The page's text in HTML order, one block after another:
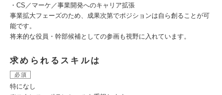
・CS／マーケ／事業開発へのキャリア拡張
事業拡大フェーズのため、成果次第でポジションは自ら創ることが可
能です。
将来的な役員・幹部候補としての参画も視野に入れています。
求められるスキルは
必須
特になし